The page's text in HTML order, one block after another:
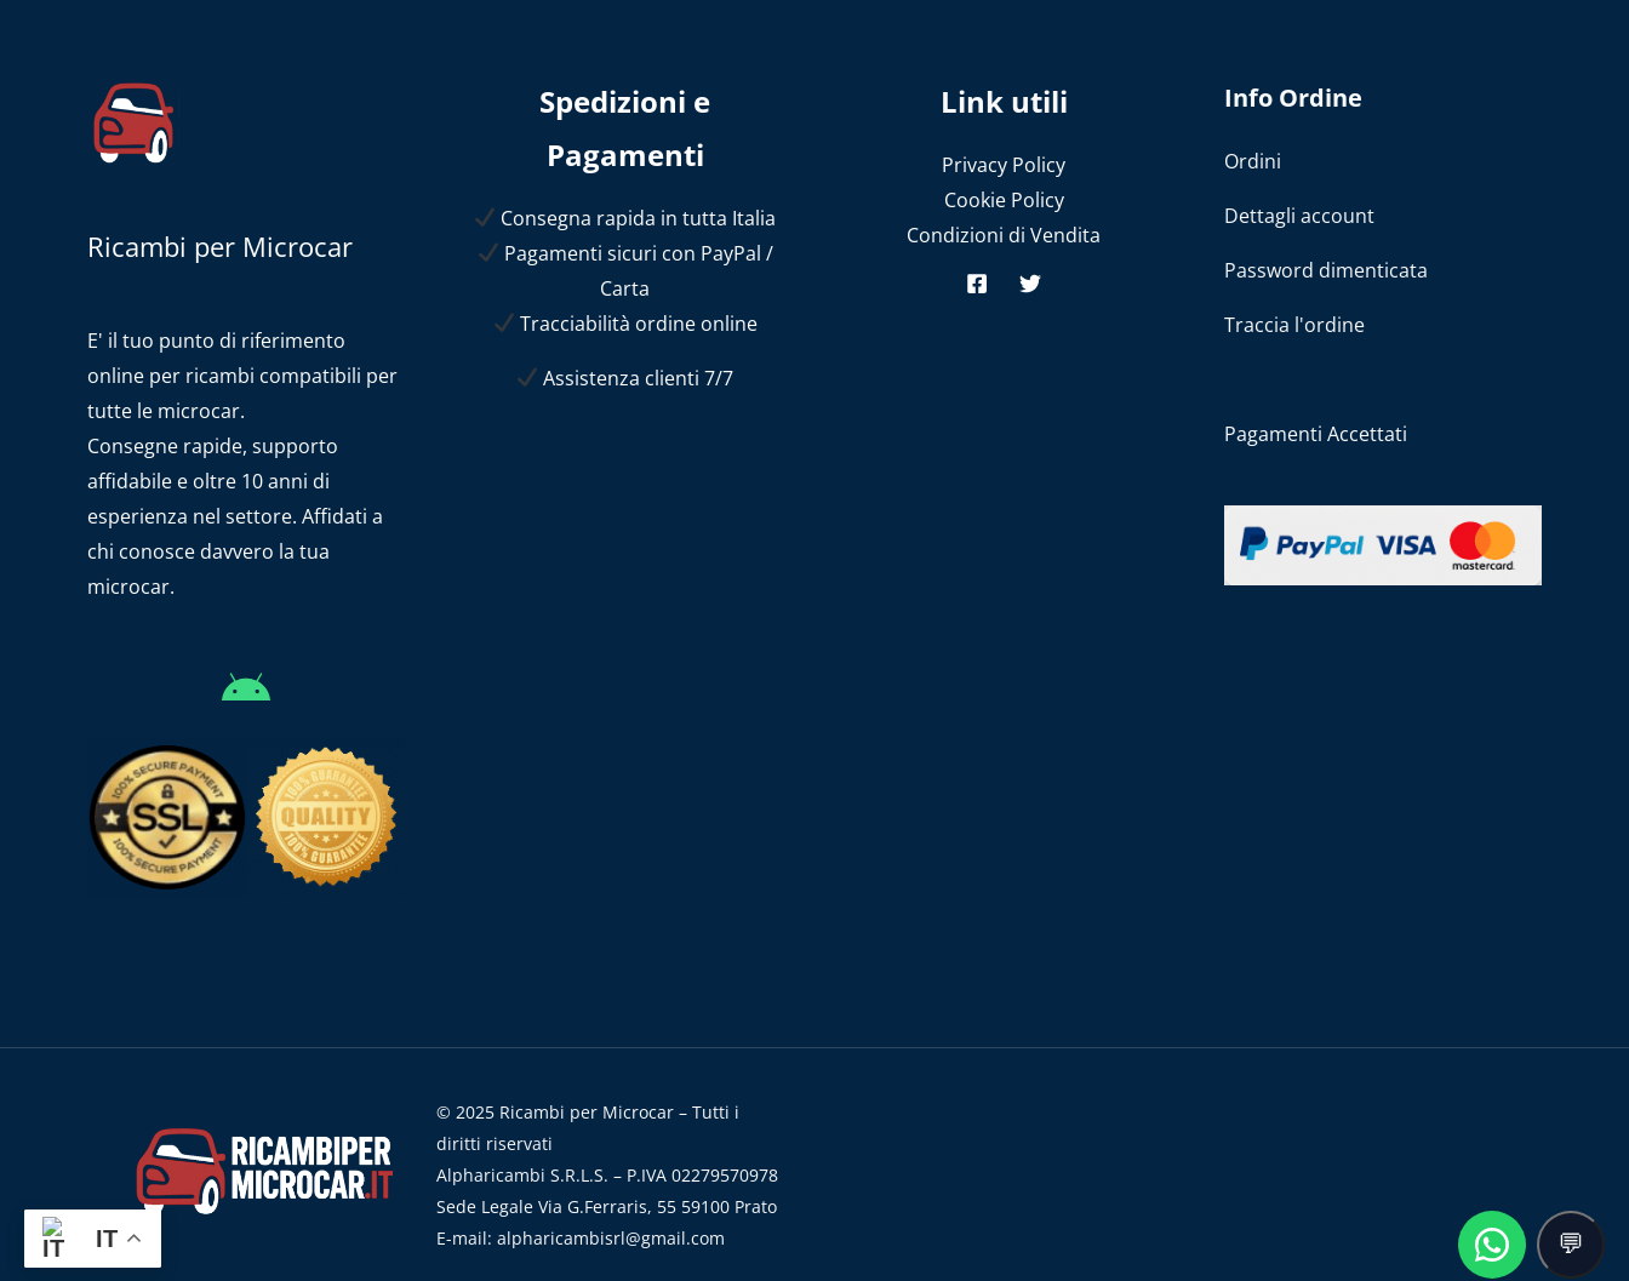
Ricambi per Microcar
E' il tuo punto di riferimento
online per ricambi compatibili per
tutte le microcar.
Consegne rapide, supporto
affidabile e oltre 10 anni di
esperienza nel settore. Affidati a
chi conosce davvero la tua
microcar.
Spedizioni e
Pagamenti
Consegna rapida in tutta Italia
Pagamenti sicuri con PayPal /
Carta
Tracciabilità ordine online
Assistenza clienti 7/7
Link utili
Privacy Policy
Cookie Policy
Condizioni di Vendita
Info Ordine
Ordini
Dettagli account
Password dimenticata
Traccia l'ordine
Pagamenti Accettati
© 2025 Ricambi per Microcar – Tutti i
diritti riservati
Alpharicambi S.R.L.S. – P.IVA 02279570978
Sede Legale Via G.Ferraris, 55 59100 Prato
E-mail: alpharicambisrl@gmail.com
IT